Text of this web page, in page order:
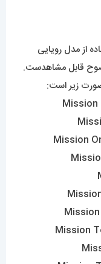
از مدل رویایی
قابل مشاهدست.